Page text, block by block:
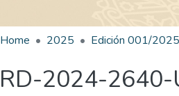
Home 2025
RD-2024-2640-